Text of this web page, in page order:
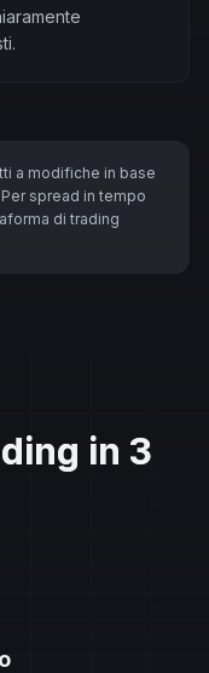
a modifiche in base
spread in tempo
di trading
in 3